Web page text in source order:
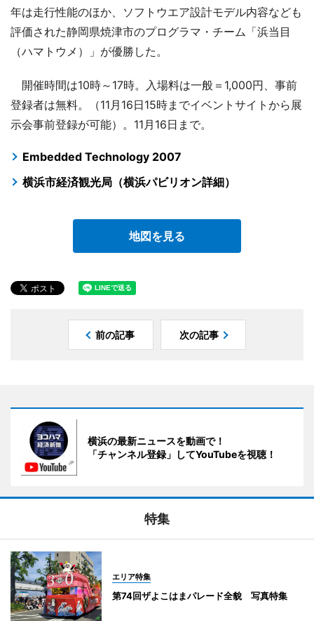
年は走行性能のほか、ソフトウエア設計モデル内容なども
評価された静岡県焼津市のプログラマ・チーム「浜当目
（ハマトウメ）」が優勝した。
開催時間は10時～17時。入場料は一般＝1,000円、事前
登録者は無料。（11月16日15時までイベントサイトから展
示会事前登録が可能）。11月16日まで。
Embedded Technology 2007
横浜市経済観光局（横浜パビリオン詳細）
地図を見る
前の記事 次の記事
横浜の最新ニュースを動画で！
「チャンネル登録」してYouTubeを視聴！
特集
エリア特集
第74回ザよこはまパレード全貌 写真特集